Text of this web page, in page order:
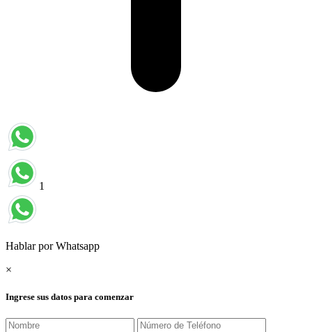
1
Hablar por Whatsapp
×
Ingrese sus datos para comenzar